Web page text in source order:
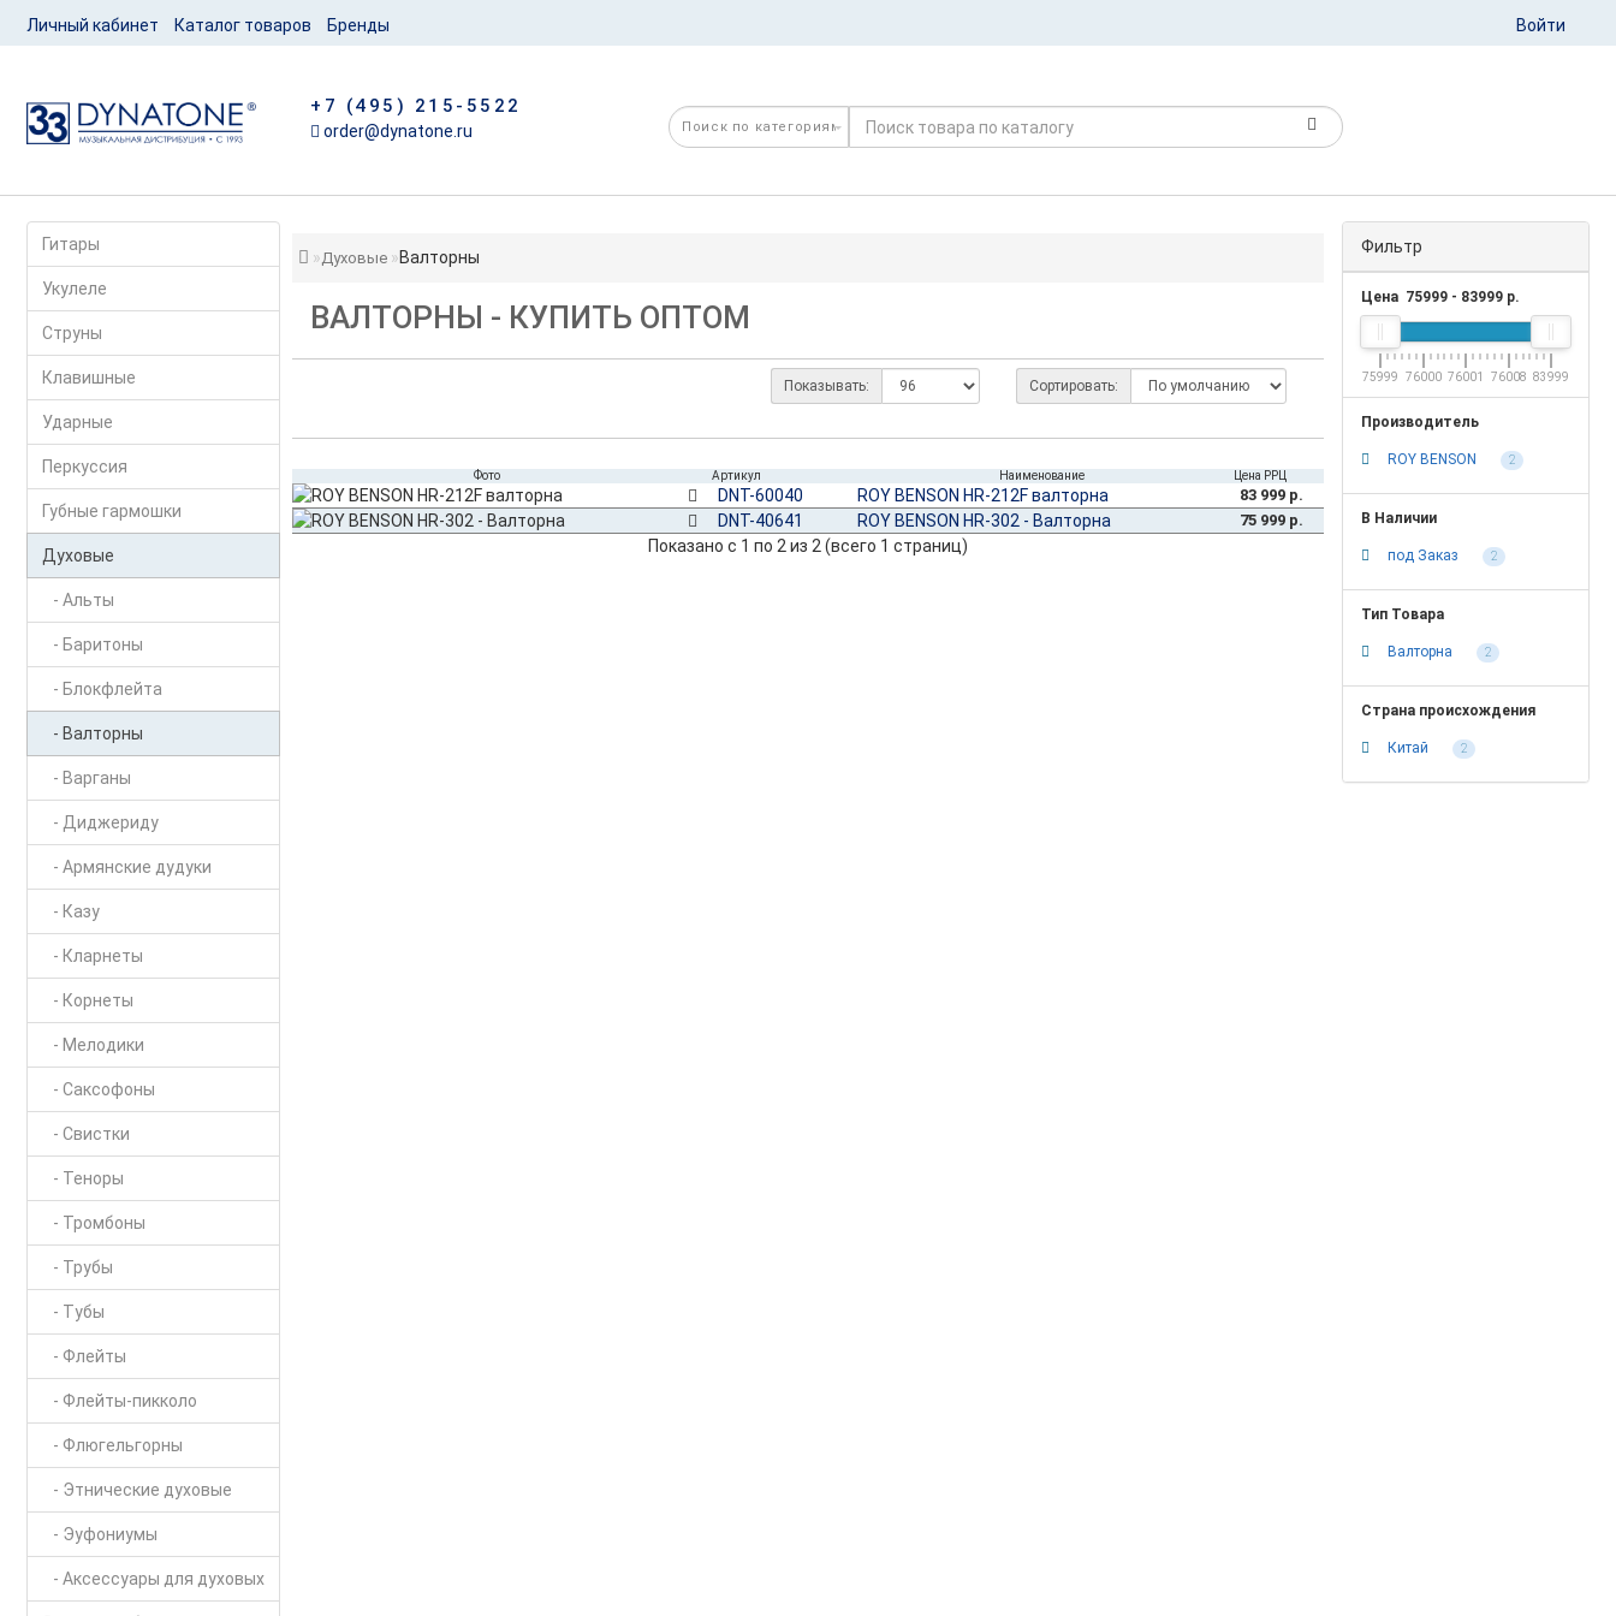
Личный кабинет Каталог товаров Бренды Войти
+7 (495) 215-5522
order@dynatone.ru
Гитары
Укулеле
Струны
Клавишные
Ударные
Перкуссия
Губные гармошки
Духовые
- Альты
- Баритоны
- Блокфлейта
- Валторны
- Варганы
- Диджериду
- Армянские дудуки
- Казу
- Кларнеты
- Корнеты
- Мелодики
- Саксофоны
- Свистки
- Теноры
- Тромбоны
- Трубы
- Тубы
- Флейты
- Флейты-пикколо
- Флюгельгорны
- Этнические духовые
- Эуфониумы
- Аксессуары для духовых
Духовые Валторны
ВАЛТОРНЫ - КУПИТЬ ОПТОМ
Сортировать:
Показывать:
Фото Артикул Наименование Цена РРЦ
DNT-60040 ROY BENSON HR-212F валторна 83 999 р.
DNT-40641 ROY BENSON HR-302 - Валторна 75 999 р.
Показано с 1 по 2 из 2 (всего 1 страниц)
Фильтр
Цена 75999 - 83999 р.
75999 76000 76001 76008 83999
Производитель
ROY BENSON 2
В Наличии
под Заказ 2
Тип Товара
Валторна 2
Страна происхождения
Китай 2